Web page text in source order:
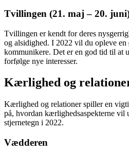
Tvillingen (21. maj – 20.
Tvillingen er kendt for deres
og alsidighed. I 2022 vil du opleve
kommunikere. Det er en god tid til at
forfølge nye interesser.
Kærlighed og
Kærlighed og relationer spiller en
på, hvordan kærlighedsaspekterne vil
stjernetegn i 2022.
Vædderen